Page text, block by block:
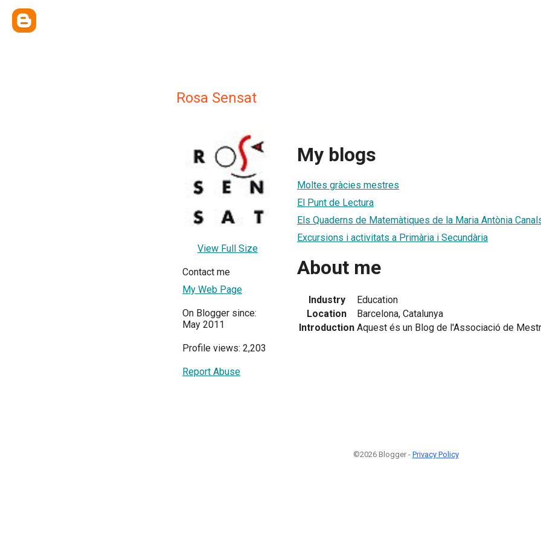
Rosa Sensat
View Full Size
Contact me
My Web Page
On Blogger since:
May 2011
Profile views: 2,203
Report Abuse
My blogs
Moltes gràcies mestres
El Punt de Lectura
Els Quaderns de Matemàtiques de la Maria Antònia
Excursions i activitats a Primària i Secundària
About me
Industry
Education
Location
Barcelona, Catalunya
Introduction Aquest és un Blog de l'Associació de
©2026 Blogger - Privacy Policy